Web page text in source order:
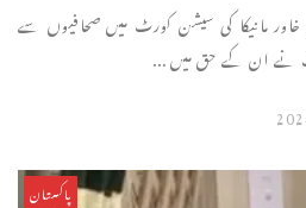
مانیکا کی سیشن کورٹ میں صحافیوں سے
نے ان کے حق میں ...
پاکستان